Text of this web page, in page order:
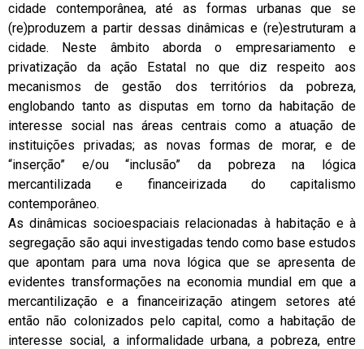
cidade contemporânea, até as formas urbanas que se
(re)produzem a partir dessas dinâmicas e (re)estruturam a
cidade. Neste âmbito aborda o empresariamento e
privatização da ação Estatal no que diz respeito aos
mecanismos de gestão dos territórios da pobreza,
englobando tanto as disputas em torno da habitação de
interesse social nas áreas centrais como a atuação de
instituições privadas; as novas formas de morar, e de
“inserção” e/ou “inclusão” da pobreza na lógica
mercantilizada e financeirizada do capitalismo
contemporâneo.
As dinâmicas socioespaciais relacionadas à habitação e à
segregação são aqui investigadas tendo como base estudos
que apontam para uma nova lógica que se apresenta de
evidentes transformações na economia mundial em que a
mercantilização e a financeirização atingem setores até
então não colonizados pelo capital, como a habitação de
interesse social, a informalidade urbana, a pobreza, entre